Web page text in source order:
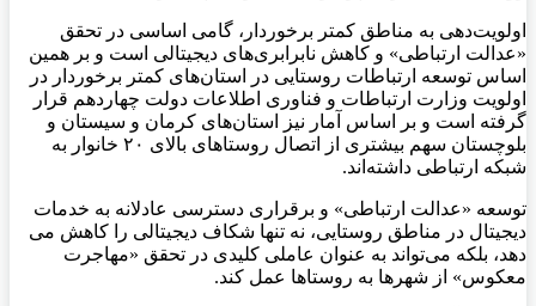
اولویت‌دهی به مناطق کمتر برخوردار، گامی اساسی در تحقق
«عدالت ارتباطی» و کاهش نابرابری‌های دیجیتالی است و بر همین
اساس توسعه ارتباطات روستایی در استان‌های کمتر برخوردار در
اولویت وزارت ارتباطات و فناوری اطلاعات دولت چهاردهم قرار
گرفته است و بر اساس آمار نیز استان‌های کرمان و سیستان و
بلوچستان سهم بیشتری از اتصال روستاهای بالای ۲۰ خانوار به
شبکه ارتباطی داشته‌اند.
توسعه «عدالت ارتباطی» و برقراری دسترسی عادلانه به خدمات
دیجیتال در مناطق روستایی، نه تنها شکاف دیجیتالی را کاهش می
دهد، بلکه می‌تواند به عنوان عاملی کلیدی در تحقق «مهاجرت
معکوس» از شهرها به روستاها عمل کند.